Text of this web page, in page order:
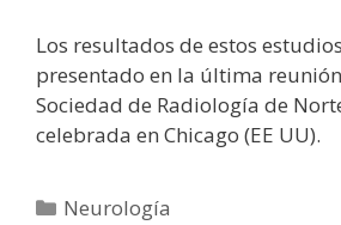
Los resultados de estos
presentado en la última
Sociedad de Radiología de
celebrada en Chicago (EE UU).
Categorías
Neurología